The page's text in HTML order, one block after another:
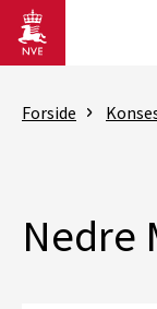
Gå til hovedinnhold
Forside
Nedre